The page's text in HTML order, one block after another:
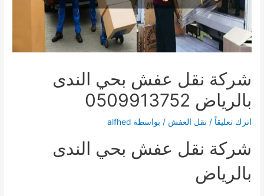
شركة نقل عفش بحي الندى
بالرياض 0509913752
اترك تعليقاً / نقل العفش / بواسطة alfhed
شركة نقل عفش بحي الندى
بالرياض